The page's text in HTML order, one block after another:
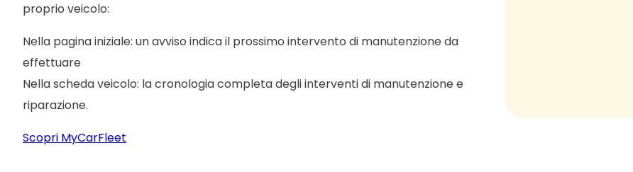
proprio veicolo:
Nella pagina iniziale: un avviso indica il prossimo intervento di manutenzione da
effettuare
Nella scheda veicolo: la cronologia completa degli interventi di manutenzione e
riparazione.
Scopri MyCarFleet